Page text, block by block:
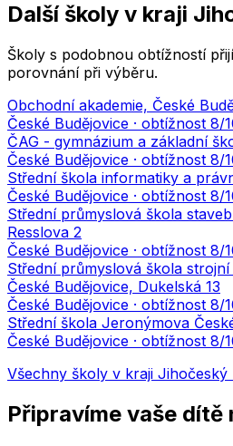
Další školy v kraji
Školy s podobnou obtížností
porovnání při výběru.
Obchodní akademie, České
České Budějovice · obtížnost 8/
ČAG - gymnázium a základní
České Budějovice · obtížnost 8/
Střední škola informatiky a
České Budějovice · obtížnost 8/
Střední průmyslová škola
Resslova 2
České Budějovice · obtížnost 8/
Střední průmyslová škola
České Budějovice, Dukelská 13
České Budějovice · obtížnost 8/
Střední škola Jeronýmova
České Budějovice · obtížnost 8/
Všechny školy v kraji Jihočeský
Připravíme vaše dítě